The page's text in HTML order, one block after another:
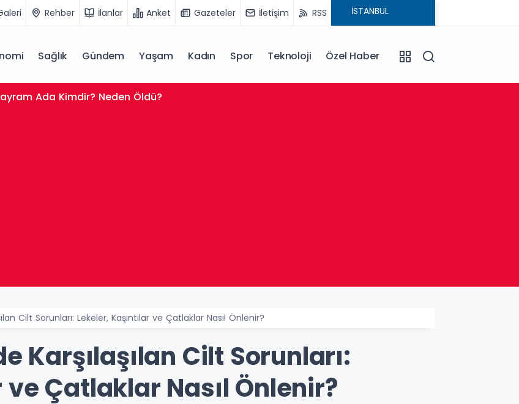
Rehber İlanlar Anket Gazeteler İletişim RSS
Sağlık Gündem Yaşam Kadın Spor Teknoloji Özel Haber
Ada Kimdir? Neden Öldü?
Cilt Sorunları: Lekeler, Kaşıntılar ve Çatlaklar Nasıl Önlenir?
Karşılaşılan Cilt Sorunları:
ve Çatlaklar Nasıl Önlenir?